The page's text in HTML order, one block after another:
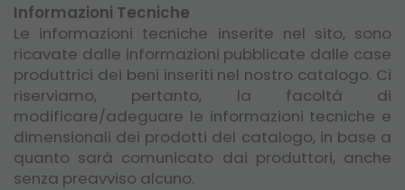
Informazioni Tecniche
Le informazioni tecniche inserite nel sito, sono
ricavate dalle informazioni pubblicate dalle case
produttrici dei beni inseriti nel nostro catalogo. Ci
riserviamo, pertanto, la facoltà di
modificare/adeguare le informazioni tecniche e
dimensionali dei prodotti del catalogo, in base a
quanto sarà comunicato dai produttori, anche
senza preavviso alcuno.